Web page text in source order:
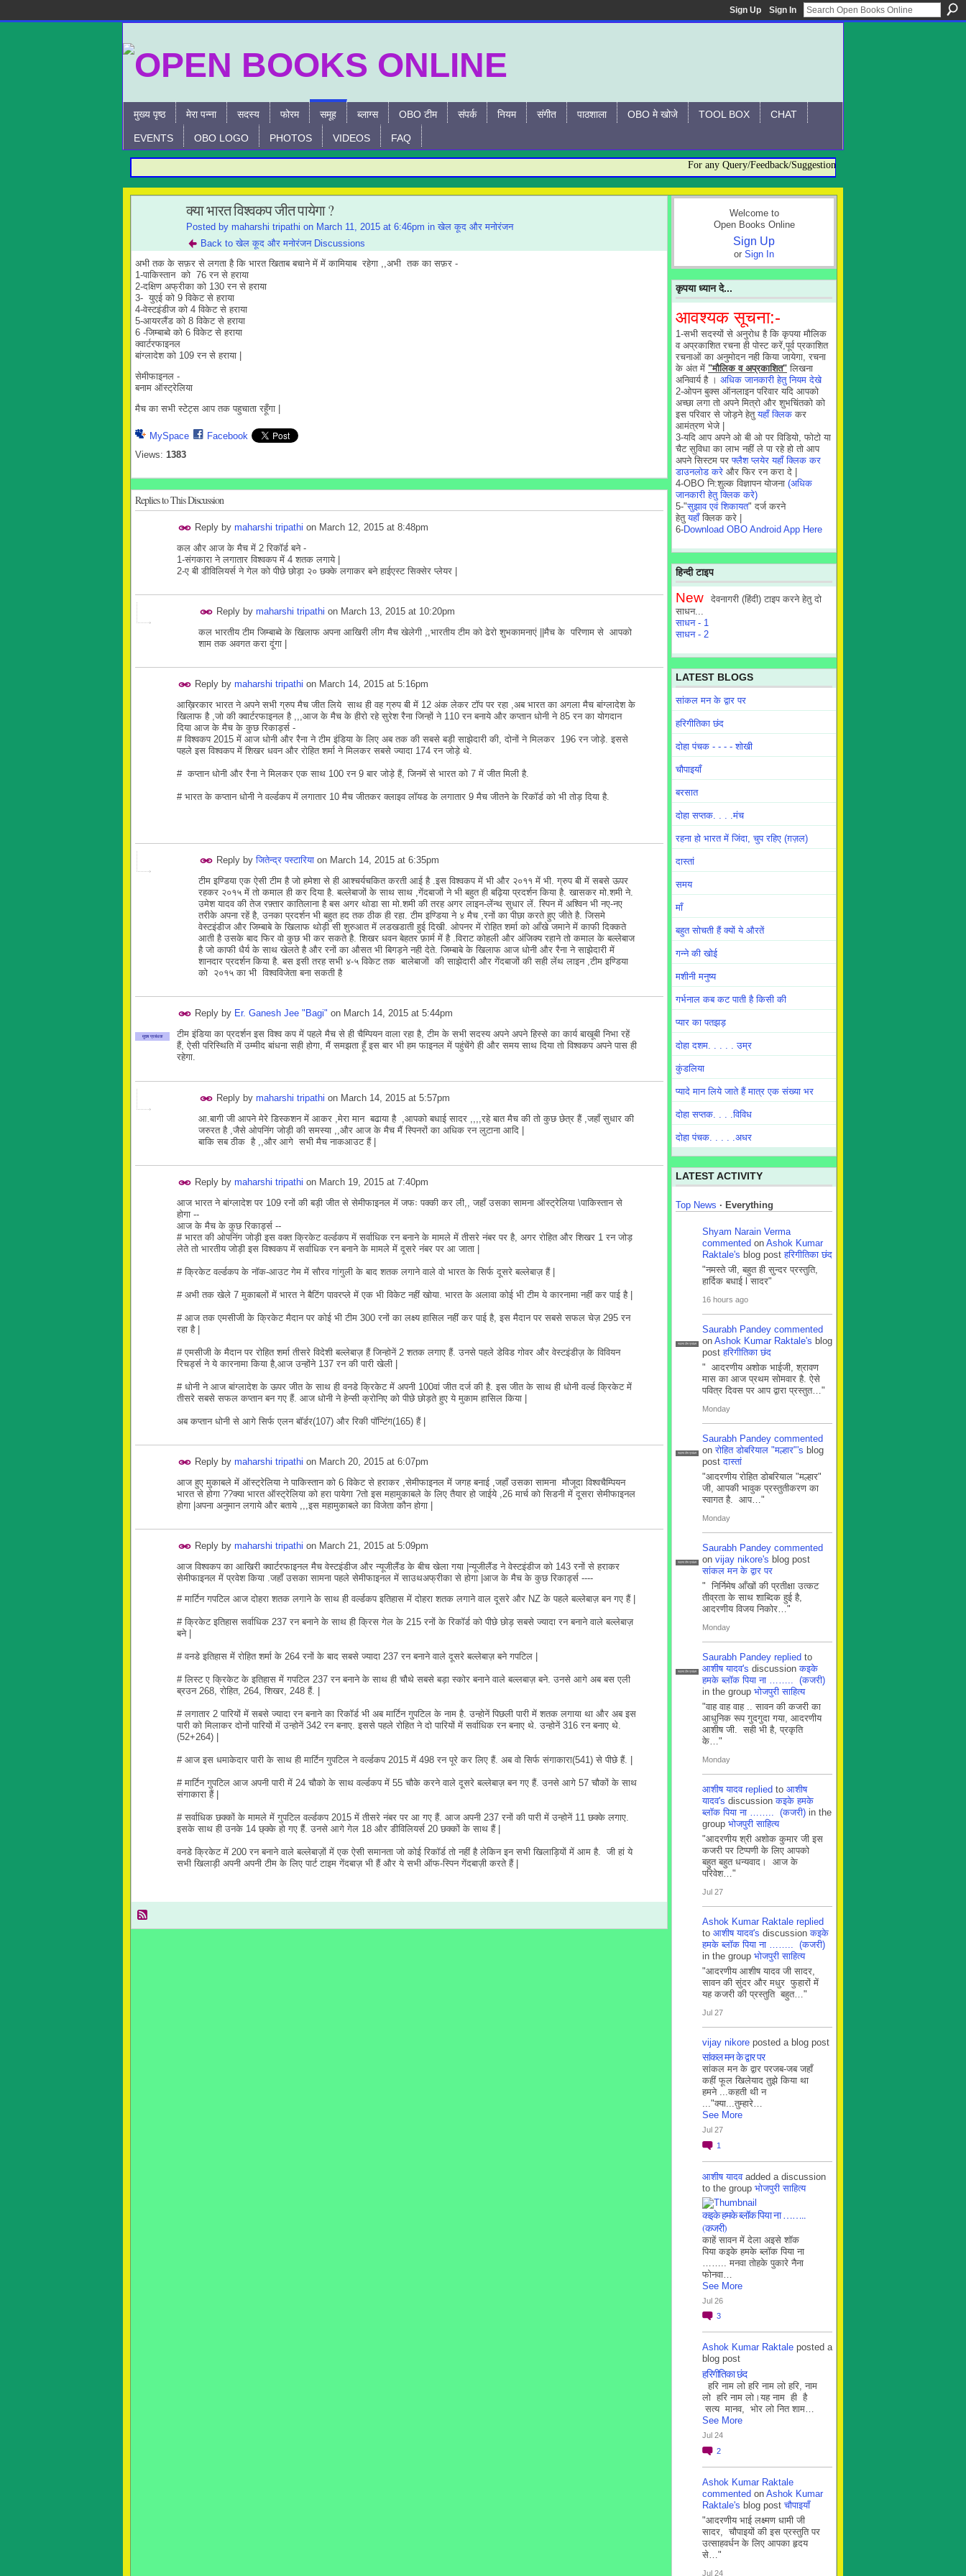
Sign Up Sign In
मुख्य पृष्ठ मेरा पन्ना सदस्य फोरम समूह ब्लाग्स OBO टीम संपर्क नियम संगीत पाठशाला OBO मे खोजे TOOL BOX CHAT
EVENTS OBO LOGO PHOTOS VIDEOS FAQ
For any Query/Feedback/Suggestion related to OBO, please
क्या भारत विश्वकप जीत पायेगा ?
Posted by maharshi tripathi on March 11, 2015 at 6:46pm in खेल कूद और मनोरंजन
Back to खेल कूद और मनोरंजन Discussions
अभी तक के सफ़र से लगता है कि भारत खिताब बचाने में में कामियाब रहेगा ,,अभी तक का सफ़र -
1-पाकिस्तान को 76 रन से हराया
2-दक्षिण अफ्रीका को 130 रन से हराया
3- युएई को 9 विकेट से हराया
4-वेस्टइंडीज को 4 विकेट से हराया
5-आयरलैंड को 8 विकेट से हराया
6 -जिम्बाब्वे को 6 विकेट से हराया
क्वार्टरफाइनल
बांग्लादेश को 109 रन से हराया |
सेमीफाइनल -
बनाम ऑस्ट्रेलिया
मैच का सभी स्टेट्स आप तक पहुचाता रहूँगा |
MySpace
Facebook
Views: 1383
Replies to This Discussion
Reply by maharshi tripathi on March 12, 2015 at 8:48pm
कल और आज के मैच में 2 रिकॉर्ड बने -
1-संगकारा ने लगातार विश्वकप में 4 शतक लगाये |
2-ए बी डीविलियर्स ने गेल को पीछे छोड़ा २० छक्के लगाकर बने हाईएस्ट सिक्सेर प्लेयर |
Reply by maharshi tripathi on March 13, 2015 at 10:20pm
कल भारतीय टीम जिम्बाब्वे के खिलाफ अपना आखिरी लीग मैच खेलेगी ,,भारतीय टीम को ढेरो शुभकामनाएं ||मैच के परिणाम से आपको
शाम तक अवगत करा दूंगा |
Reply by maharshi tripathi on March 14, 2015 at 5:16pm
आख़िरकार भारत ने अपने सभी ग्रुप मैच जीत लिये साथ ही वह ग्रुप बी में 12 अंक लेकर टॉप पर रहा ,अब भारत का अगला मैच बांग्लादेश के
खिलाफ है ,जो की क्वार्टरफाइनल है ,,,आज के मैच के हीरो रहे सुरेश रैना जिन्हों ने 110 रन बनाये और कप्तान धोनी ने 85 रन का योगदान
दिया आज के मैच के कुछ रिकार्ड्स -
# विश्वकप 2015 में आज धोनी और रैना ने टीम इंडिया के लिए अब तक की सबसे बड़ी साझेदारी की, दोनों ने मिलकर 196 रन जोड़े. इससे
पहले इस विश्वकप में शिखर धवन और रोहित शर्मा ने मिलकर सबसे ज्यादा 174 रन जोड़े थे.
# कप्तान धोनी और रैना ने मिलकर एक साथ 100 रन 9 बार जोड़े हैं, जिनमें से भारत को 7 में जीत मिली है.
# भारत के कप्तान धोनी ने वर्ल्डकप में लगातार 10 मैच जीतकर क्लाइव लॉयड के लगातार 9 मैच जीतने के रिकॉर्ड को भी तोड़ दिया है.
Reply byजितेन्द्र पस्टारिया on March 14, 2015 at 6:35pm
टीम इण्डिया एक ऐसी टीम है जो हमेशा से ही आश्चर्यचकित करती आई है .इस विश्वकप में भी और २०११ में भी. ग्रुप बी में सबसे ऊपर
रहकर २०१५ में तो कमाल ही कर दिया है. बल्लेबाजों के साथ साथ ,गेंदबाजों ने भी बहुत ही बढ़िया प्रदर्शन किया है. खासकर मो.शमी ने.
उमेश यादव की तेज रफ़्तार कातिलाना है बस अगर थोडा सा मो.शमी की तरह अगर लाइन-लेंन्थ सुधार लें. स्पिन में अश्विन भी नए-नए
तरीके अपना रहें है, उनका प्रदर्शन भी बहुत हद तक ठीक ही रहा. टीम इण्डिया ने ४ मैच ,रनों का पीछा करते हुए जीते है. जिसमे
वेस्टइंडीज और जिम्बाबे के खिलाफ थोड़ी सी शुरुआत में लडखडाती हुई दिखी. ओपनर में रोहित शर्मा को आँखे जमाने में काफी दिक्कते
आती है उसके बाद फिर वो कुछ भी कर सकते है. शिखर धवन बेहतर फ़ार्म में है .विराट कोहली और अंजिक्य रहाने तो कमाल के बल्लेबाज
है जो काफी धैर्य के साथ खेलते है और रनों का औसत भी बिगड़ने नही देते. जिम्बाबे के खिलाफ आज धोनी और रैना ने साझेदारी में
शानदार प्रदर्शन किया है. बस इसी तरह सभी ४-५ विकेट तक बालेबाजों की साझेदारी और गेंदबाजों की सही लेंथ लाइन ,टीम इण्डिया
को २०१५ का भी विश्वविजेता बना सकती है
मुख्य प्रबंधक
Reply by Er. Ganesh Jee "Bagi" on March 14, 2015 at 5:44pm
टीम इंडिया का प्रदर्शन इस विश्व कप में पहले मैच से ही चैम्पियन वाला रहा है, टीम के सभी सदस्य अपने अपने हिस्से का कार्य बाखूबी निभा रहें
हैं, ऐसी परिस्थिति में उम्मीद बांधना सही होगा, मैं समझता हूँ इस बार भी हम फाइनल में पहुंचेंगे ही और समय साथ दिया तो विश्वकप अपने पास ही
रहेगा.
Reply by maharshi tripathi on March 14, 2015 at 5:57pm
आ.बागी जी आपने मेरे डिस्कशन में आकर ,मेरा मान बढाया है ,आपको बधाई सादर ,,,,रहे बात मैच की तो कुछ छेत्र हैं ,जहाँ सुधार की
जरुरत है ,जैसे ओपनिंग जोड़ी की समस्या ,,और आज के मैच मैं स्पिनरों का अधिक रन लुटाना आदि |
बाकि सब ठीक है ,,और आगे सभी मैच नाकआउट हैं |
Reply by maharshi tripathi on March 19, 2015 at 7:40pm
आज भारत ने बांग्लादेश पर 109 रनों की बड़ी जीत से सेमीफाइनल में जफः पक्की कर ली,, जहाँ उसका सामना ऑस्ट्रेलिया \पाकिस्तान से
होगा --
आज के मैच के कुछ रिकार्ड्स --
# भारत की ओपनिंग जोड़ी इस वक्त क्रिकेट वर्ल्डकप में सर्वाधिक रन बनाने के मामले में तीसरे नंबर पर है, अगर रोहित और शिखर 1 रन जोड़
लेते तो भारतीय जोड़ी इस विश्वकप में सर्वाधिक रन बनाने के मामले में दूसरे नंबर पर आ जाता |
# क्रिकेट वर्ल्डकप के नॉक-आउट गेम में सौरव गांगुली के बाद शतक लगाने वाले वो भारत के सिर्फ दूसरे बल्लेबाज़ हैं |
# अभी तक खेले 7 मुकाबलों में भारत ने बैटिंग पावरप्ले में एक भी विकेट नहीं खोया. भारत के अलावा कोई भी टीम ये कारनामा नहीं कर पाई है |
# आज तक एमसीजी के क्रिकेट मैदान पर कोई भी टीम 300 रनों का लक्ष्य हासिल नहीं कर पाई है, इस मैदान पर सबसे सफल चेज़ 295 रन
रहा है |
# एमसीजी के मैदान पर रोहित शर्मा तीसरे विदेशी बल्लेबाज़ हैं जिन्होनें 2 शतक लगाए हैं. उनसे पहले डेविड गोवर और वेस्टइंडीज़ के विवियन
रिचर्ड्स ने ये कारनामा किया है,आज उन्होंने 137 रन की पारी खेली |
# धोनी ने आज बांग्लादेश के ऊपर जीत के साथ ही वनडे क्रिकेट में अपनी 100वां जीत दर्ज की है. इस जीत के साथ ही धोनी वर्ल्ड क्रिकेट में
तीसरे सबसे सफल कप्तान बन गए हैं. आज धोनी ने हेन्सी क्रोनिए को पीछे छोड़ते हुए ये मुकाम हासिल किया |
अब कप्तान धोनी से आगे सिर्फ एलन बॉर्डर(107) और रिकी पॉन्टिंग(165) हैं |
Reply by maharshi tripathi on March 20, 2015 at 6:07pm
आज हुए मुकाबले में ऑस्ट्रेलिया ने पाकिस्तान को 6 विकेट से हराकर ,सेमीफाइनल में जगह बनाई ,जहाँ उसका सामना मौजूदा विश्वचैम्पियन
भारत से होगा ??क्या भारत ऑस्ट्रेलिया को हरा पायेगा ?तो इस महामुकाबले के लिए तैयार हो जाईये ,26 मार्च को सिडनी में दूसरा सेमीफाइनल
होगा |अपना अनुमान लगाये और बताये ,,,इस महामुकाबले का विजेता कौन होगा |
Reply by maharshi tripathi on March 21, 2015 at 5:09pm
आज विश्वकप का आखिरी क्वार्टरफाइनल मैच वेस्टइंडीज और न्यूजीलैंड के बीच खेला गया |न्यूजीलैंड ने वेस्टइंडीज को 143 रनों से हराकर
सेमीफाइनल में प्रवेश किया .जहाँ उसका सामना पहले सेमीफाइनल में साउथअफ्रीका से होगा |आज के मैच के कुछ रिकार्ड्स ----
# मार्टिन गपटिल आज दोहरा शतक लगाने के साथ ही वर्ल्डकप इतिहास में दोहरा शतक लगाने वाल दूसरे और NZ के पहले बल्लेबाज़ बन गए हैं |
# क्रिकेट इतिहास सर्वाधिक 237 रन बनाने के साथ ही क्रिस गेल के 215 रनों के रिकॉर्ड को पीछे छोड़ सबसे ज्यादा रन बनाने वाले बल्लेबाज़
बने |
# वनडे इतिहास में रोहित शर्मा के 264 रनों के बाद सबसे ज्यादा 237 रन बनाने वाले दूसरे बल्लेबाज़ बने गपटिल |
# लिस्ट ए क्रिकेट के इतिहास में गपटिल 237 रन बनाने के साथ ही चौथे सबसे बड़ा स्कोर बनाने वाले बल्लबाज़ बने. उनसे आगे अब बस एली
ब्रउन 268, रोहित, 264, शिखर, 248 हैं. |
# लगातार 2 पारियों में सबसे ज्यादा रन बनाने का रिकॉर्ड भी अब मार्टिन गुपटिल के नाम है. उन्होनें पिछली पारी में शतक लगाया था और अब इस
पारी को मिलाकर दोनों पारियों में उन्होनें 342 रन बनाए. इससे पहले रोहित ने दो पारियों में सर्वाधिक रन बनाए थे. उन्होनें 316 रन बनाए थे.
(52+264) |
# आज इस धमाकेदार पारी के साथ ही मार्टिन गुपटिल ने वर्ल्डकप 2015 में 498 रन पूरे कर लिए हैं. अब वो सिर्फ संगाकारा(541) से पीछे हैं. |
# मार्टिन गुपटिल आज अपनी पारी में 24 चौको के साथ वर्ल्डकप में 55 चौके करने वाले दूसरे बल्लेबाज़ बन गए हैं. उनसे आगे 57 चौकों के साथ
संगाकारा हैं |
# सर्वाधिक छक्कों के मामले में गुपटिल वर्ल्डकप 2015 में तीसरे नंबर पर आ गए हैं. आज अपनी 237 रनों की पारी में उन्होनें 11 छक्के लगाए.
इसके साथ ही उनके 14 छ्क्के हो गए हैं. उनसे आगे गेल 18 और डीविलियर्स 20 छक्कों के साथ हैं |
वनडे क्रिकेट में 200 रन बनाने वाले बल्लेबाज़ों में एक ऐसी समानता जो कोई रिकॉर्ड तो नहीं है लेकिन इन सभी खिलाड़ियों में आम है. जी हां ये
सभी खिलाड़ी अपनी अपनी टीम के लिए पार्ट टाइम गेंदबाज़ भी हैं और ये सभी ऑफ-स्पिन गेंदबाज़ी करते हैं |
Welcome to
Open Books Online
Sign Up
or Sign In
कृपया ध्यान दे...
आवश्यक सूचना:-
1-सभी सदस्यों से अनुरोध है कि कृपया मौलिक
व अप्रकाशित रचना ही पोस्ट करें,पूर्व प्रकाशित
रचनाओं का अनुमोदन नही किया जायेगा, रचना
के अंत में "मौलिक व अप्रकाशित" लिखना
अनिवार्य है । अधिक जानकारी हेतु नियम देखे
2-ओपन बुक्स ऑनलाइन परिवार यदि आपको
अच्छा लगा तो अपने मित्रो और शुभचिंतको को
इस परिवार से जोड़ने हेतुयहाँ क्लिक कर
आमंत्रण भेजे |
3-यदि आप अपने ओ बी ओ पर विडियो, फोटो या
चैट सुविधा का लाभ नहीं ले पा रहे हो तो आप
अपने सिस्टम परफ्लैश प्लयेर यहाँ क्लिक कर
डाउनलोड करे और फिर रन करा दे |
4-OBO नि:शुल्क विज्ञापन योजना (अधिक
जानकारी हेतु क्लिक करे)
5-"सुझाव एवं शिकायत" दर्ज करने
हेतुयहाँक्लिक करे |
6-Download OBO Android App Here
हिन्दी टाइप
New
देवनागरी (हिंदी) टाइप करने हेतु दो
साधन...
साधन - 1
साधन - 2
LATEST BLOGS
सांकल मन के द्वार पर
हरिगीतिका छंद
दोहा पंचक - - - - शोखी
चौपाइयाँ
बरसात
दोहा सप्तक. . . .मंच
रहना हो भारत में जिंदा, चुप रहिए (ग़ज़ल)
दास्तां
समय
माँ
बहुत सोचती हैं क्यों ये औरतें
गन्ने की खोई
मशीनी मनुष्य
गर्भनाल कब कट पाती है किसी की
प्यार का पतझड़
दोहा दशम. . . . . उम्र
कुंडलिया
प्यादे मान लिये जाते हैं मात्र एक संख्या भर
दोहा सप्तक. . . .विविध
दोहा पंचक. . . . .अधर
LATEST ACTIVITY
Top News · Everything
Shyam Narain Verma
commented on Ashok Kumar
Raktale's blog postहरिगीतिका छंद
"नमस्ते जी, बहुत ही सुन्दर प्रस्तुति,
हार्दिक बधाई l सादर"
16 hours ago
सदस्य टीम प्रबंधन
Saurabh Pandey commented
on Ashok Kumar Raktale's blog
postहरिगीतिका छंद
" आदरणीय अशोक भाईजी, श्रावण
मास का आज प्रथम सोमवार है. ऐसे
पवित्र दिवस पर आप द्वारा प्रस्तुत…"
Monday
सदस्य टीम प्रबंधन
Saurabh Pandey commented
onरोहित डोबरियाल "मल्हार"'s blog
postदास्तां
"आदरणीय रोहित डोबरियाल "मल्हार"
जी, आपकी भावुक प्रस्तुतीकरण का
स्वागत है. आप…"
Monday
सदस्य टीम प्रबंधन
Saurabh Pandey commented
on vijay nikore's blog post
सांकल मन के द्वार पर
" निर्निमेष आँखों की प्रतीक्षा उत्कट
तीव्रता के साथ शाब्दिक हुई है,
आदरणीय विजय निकोर…"
Monday
सदस्य टीम प्रबंधन
Saurabh Pandey replied to
आशीष यादव's discussionकइके
हमके ब्लाॅक पिया ना …….. (कजरी)
in the group भोजपुरी साहित्य
"वाह वाह वाह .. सावन की कजरी का
आधुनिक रूप गुदगुदा गया, आदरणीय
आशीष जी. सही भी है, प्रकृति
के…"
Monday
आशीष यादव replied to आशीष
यादव's discussionकइके हमके
ब्लाॅक पिया ना …….. (कजरी) in the
group भोजपुरी साहित्य
"आदरणीय श्री अशोक कुमार जी इस
कजरी पर टिप्पणी के लिए आपको
बहुत बहुत धन्यवाद। आज के
परिवेश…"
Jul 27
Ashok Kumar Raktale replied
to आशीष यादव's discussionकइके
हमके ब्लाॅक पिया ना …….. (कजरी)
in the group भोजपुरी साहित्य
"आदरणीय आशीष यादव जी सादर,
सावन की सुंदर और मधुर फुहारों में
यह कजरी की प्रस्तुति बहुत…"
Jul 27
vijay nikore posted a blog post
सांकल मन के द्वार पर
सांकल मन के द्वार परजब-जब जहाँ
कहीं फूल खिलेयाद तुझे किया था
हमने ...कहती थी न
..."क्या...तुम्हारे…
See More
Jul 27
1
आशीष यादवadded a discussion
to the group भोजपुरी साहित्य
कइके हमके ब्लाॅक पिया ना ……..
(कजरी)
काहें सावन में देला अइसे शॉक
पिया कइके हमके ब्लाॅक पिया ना
…….. मनवा तोहके पुकारे नैना
फोनवा…
See More
Jul 26
3
Ashok Kumar Raktale posted a
blog post
हरिगीतिका छंद
हरि नाम लो हरि नाम लो हरि, नाम
लो हरि नाम लो।यह नाम ही है
सत्य मानव, भोर लो नित शाम…
See More
Jul 24
2
Ashok Kumar Raktale
commented on Ashok Kumar
Raktale's blog postचौपाइयाँ
"आदरणीय भाई लक्ष्मण धामी जी
सादर, चौपाइयों की इस प्रस्तुति पर
उत्साहवर्धन के लिए आपका हृदय
से…"
Jul 24